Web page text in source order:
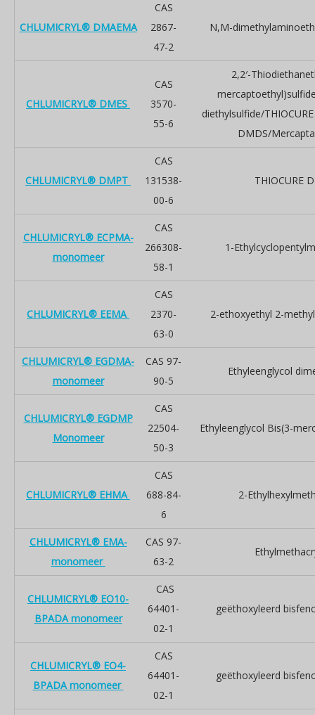
CHLUMICRYL® DMAEMA
CAS
2867-
47-2
N,M-
CHLUMICRYL® DMES
CAS
3570-
55-6
2,2′-
diethylsulfide/
DMDS/
CHLUMICRYL® DMPT
CAS
131538-
00-6
THIOCURE
CHLUMICRYL® ECPMA-
monomeer
CAS
266308-
58-1
1-
CHLUMICRYL® EEMA
CAS
2370-
63-0
2-ethoxyethyl 2-
CHLUMICRYL® EGDMA-
monomeer
CAS 97-
90-5
Ethyleenglycol
CHLUMICRYL® EGDMP
Monomeer
CAS
22504-
50-3
Ethyleenglycol Bis(3-
CHLUMICRYL® EHMA
CAS
688-84-
6
2-
CHLUMICRYL® EMA-
monomeer
CAS 97-
63-2
CHLUMICRYL® EO10-
BPADA monomeer
CAS
64401-
02-1
geëthoxyleerd
CHLUMICRYL® EO4-
BPADA monomeer
CAS
64401-
02-1
geëthoxyleerd